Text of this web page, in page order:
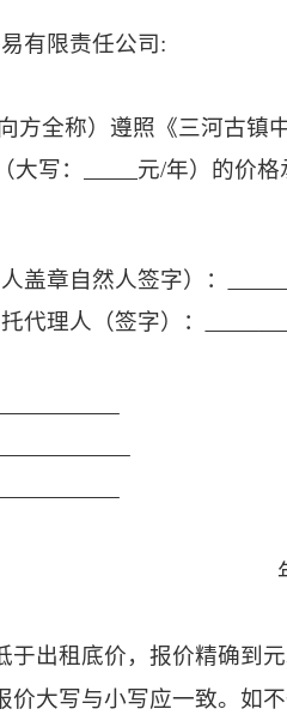
有限责任公司:
向方全称）遵照《三河古镇
（大写： 元/年）的价
盖章自然人签字）：
代理人（签字）：
于出租底价，报价精确到
价大写与小写应一致。如